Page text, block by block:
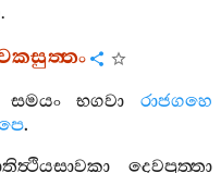
සමයං භගවා
රාජගහෙ
.
දෙවපුත‍්තා